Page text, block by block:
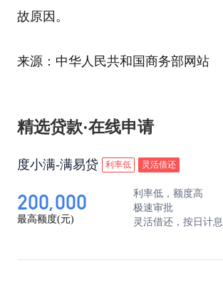
故原因。
来源：中华人民共和国商务部网站
精选贷款·在线申请
度小满-满易贷 利率低 灵活借还
200,000
最高额度(元)
利率低，额度高
极速审批
灵活借还，按日计息